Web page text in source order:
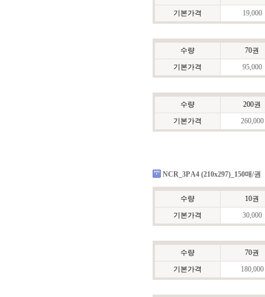
기본가격
19,000
수량
70권
기본가격
95,000
수량
200권
기본가격
260,000
NCR_3P A4 (210x297)_150매/권
수량
10권
기본가격
30,000
수량
70권
기본가격
180,000